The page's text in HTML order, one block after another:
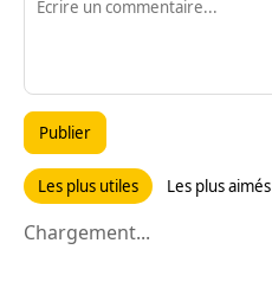
Publier
Les plus utiles Les plus aimés
Chargement...